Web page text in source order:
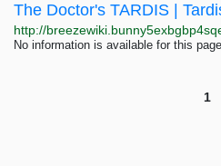
The Doctor's TARDIS |
No information is available for this
1